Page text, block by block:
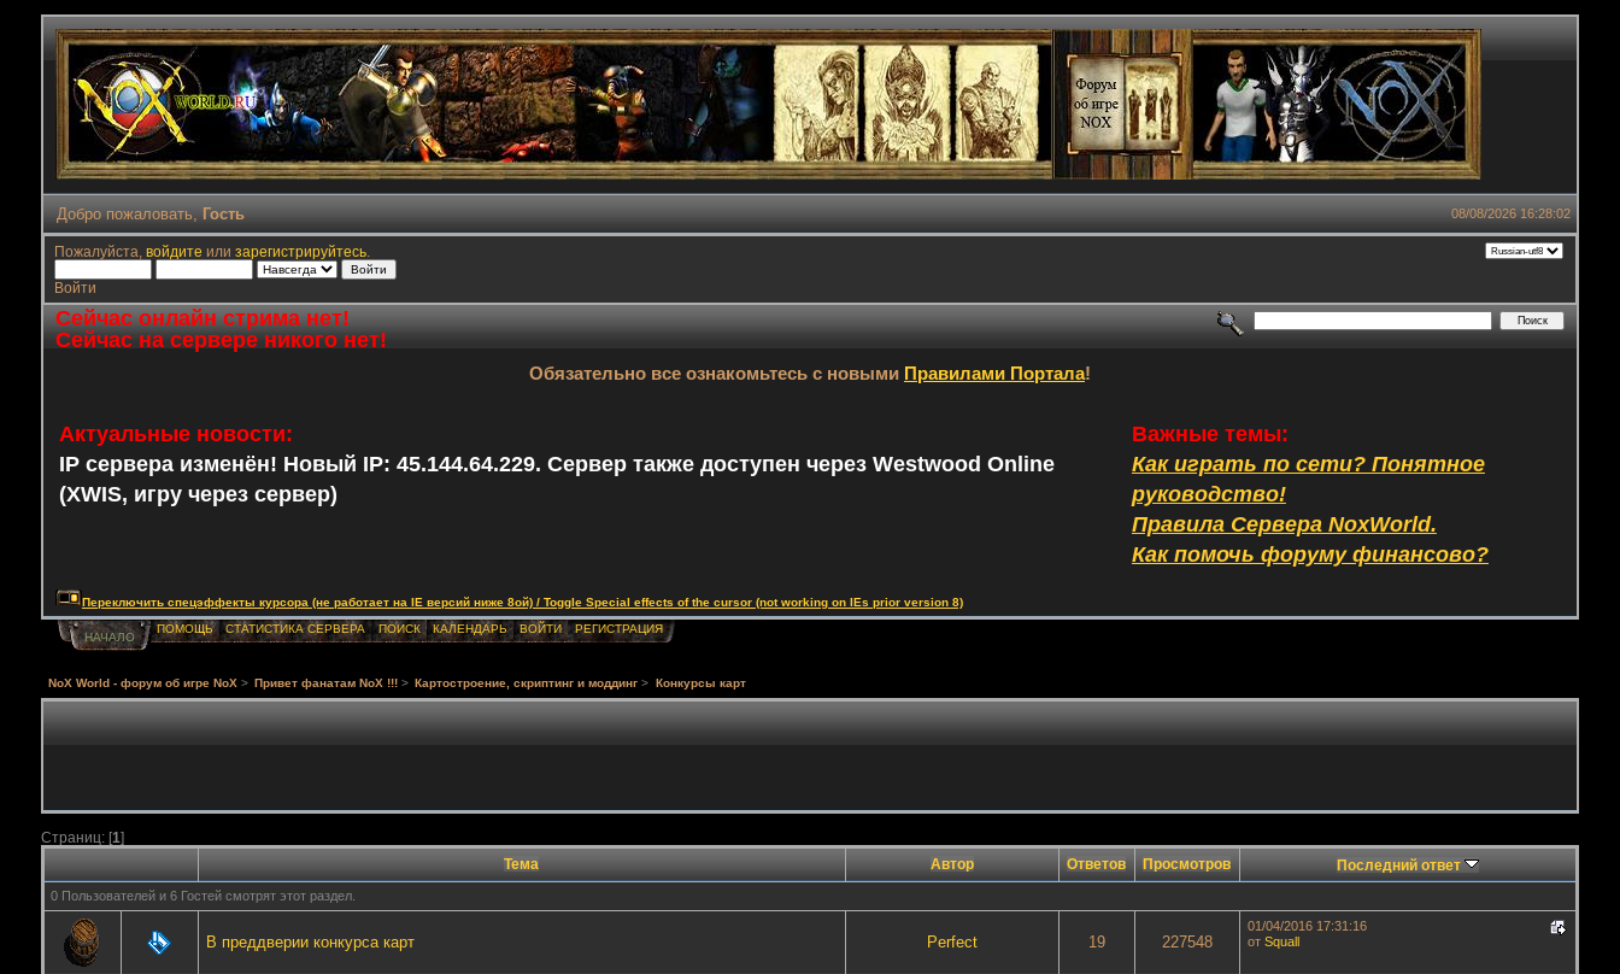
08/08/2026 16:28:02
Добро пожаловать, Гость
Пожалуйста, войдите или зарегистрируйтесь.
Войти
Сейчас онлайн стрима нет!
Сейчас на сервере никого нет!
Обязательно все ознакомьтесь с новыми Правилами Портала!
Актуальные новости:
IP сервера изменён! Новый IP: 45.144.64.229. Сервер также доступен через Westwood Online
(XWIS, игру через сервер)
Важные темы:
Как играть по сети? Понятное
руководство!
Правила Сервера NoxWorld.
Как помочь форуму финансово?
Переключить спецэффекты курсора (не работает на IE версий ниже 8ой) / Toggle Special effects of the cursor (not working on IEs prior version 8)
НАЧАЛО
ПОМОЩЬ СТАТИСТИКА СЕРВЕРА ПОИСК КАЛЕНДАРЬ ВОЙТИ РЕГИСТРАЦИЯ
NoX World - форум об игре NoX > Привет фанатам NoX !!! > Картостроение, скриптинг и моддинг > Конкурсы карт
Страниц: [1]
Тема
Автор Ответов Просмотров Последний ответ
0 Пользователей и 6 Гостей смотрят этот раздел.
В преддверии конкурса карт Perfect 19 227548
01/04/2016 17:31:16
отSquall